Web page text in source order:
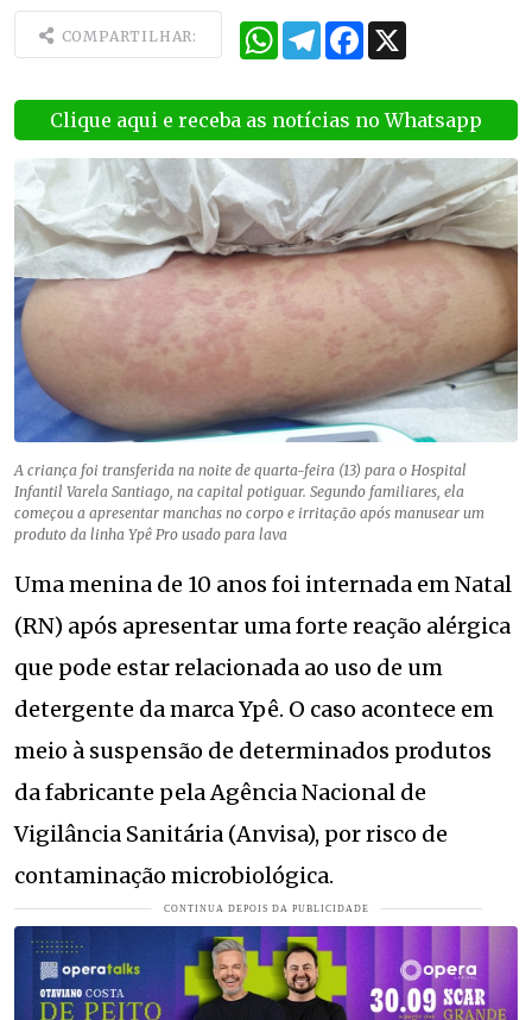
COMPARTILHAR: WhatsApp
TelegramFacebook
Clique aqui e receba as notícias no Whatsapp
A criança foi transferida na noite de quarta-feira (13) para o Hospital
Infantil Varela Santiago, na capital potiguar. Segundo familiares, ela
começou a apresentar manchas no corpo e irritação após manusear um
produto da linha Ypê Pro usado para lava
Uma menina de 10 anos foi internada em Natal
(RN) após apresentar uma forte reação alérgica
que pode estar relacionada ao uso de um
detergente da marca Ypê. O caso acontece em
meio à suspensão de determinados produtos
da fabricante pela Agência Nacional de
Vigilância Sanitária (Anvisa), por risco de
contaminação microbiológica.